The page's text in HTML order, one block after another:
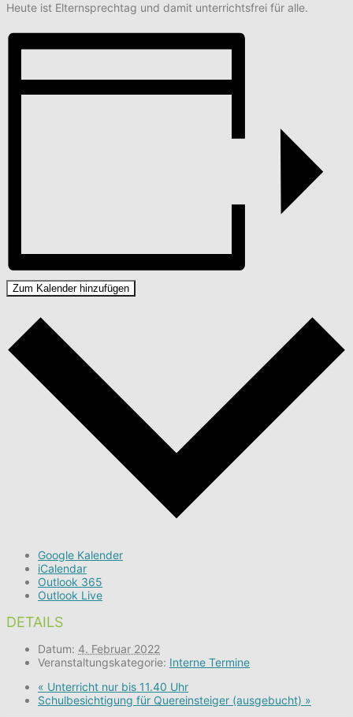
Heute ist Elternsprechtag und damit unterrichtsfrei für alle.
Zum Kalender hinzufügen
Google Kalender
iCalendar
Outlook 365
Outlook Live
DETAILS
Datum: 4. Februar 2022
Veranstaltungskategorie: Interne Termine
« Unterricht nur bis 11.40 Uhr
Schulbesichtigung für Quereinsteiger (ausgebucht) »